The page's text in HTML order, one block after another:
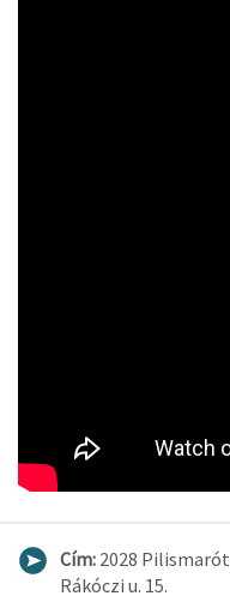
Cím: 2028 Pilismarót
Rákóczi u. 15.